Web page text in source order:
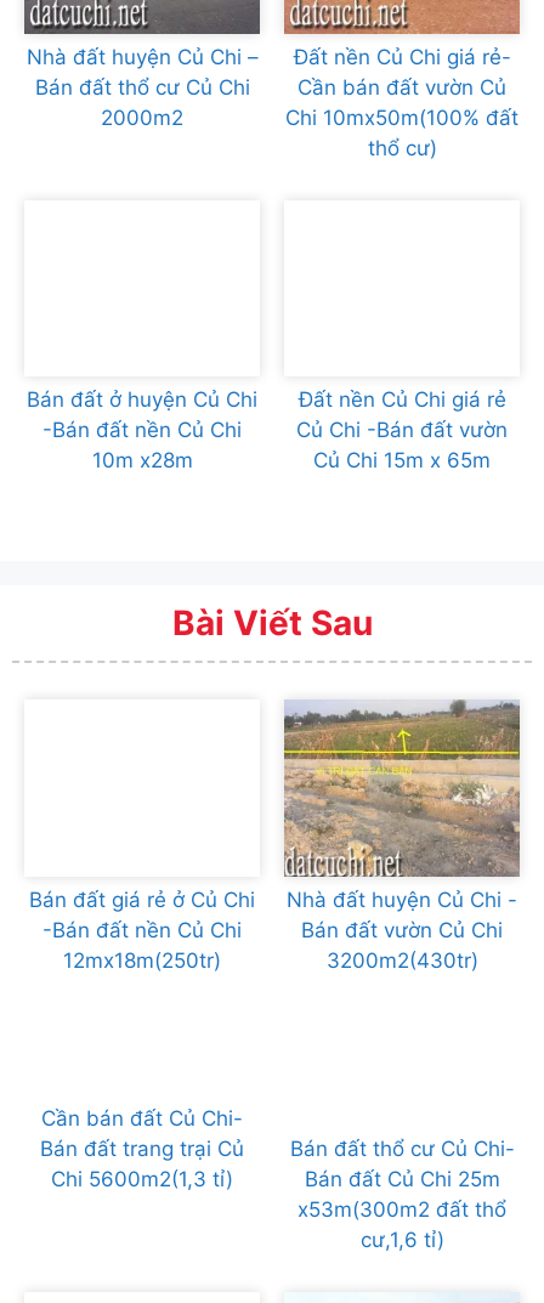
Nhà đất huyện Củ Chi –
Bán đất thổ cư Củ Chi
2000m2
Đất nền Củ Chi giá rẻ-
Cần bán đất vườn Củ
Chi 10mx50m(100% đất
thổ cư)
Bán đất ở huyện Củ Chi
-Bán đất nền Củ Chi
10m x28m
Đất nền Củ Chi giá rẻ
Củ Chi -Bán đất vườn
Củ Chi 15m x 65m
Bài Viết Sau
Bán đất giá rẻ ở Củ Chi
-Bán đất nền Củ Chi
12mx18m(250tr)
Nhà đất huyện Củ Chi -
Bán đất vườn Củ Chi
3200m2(430tr)
Cần bán đất Củ Chi-
Bán đất trang trại Củ
Chi 5600m2(1,3 tỉ)
Bán đất thổ cư Củ Chi-
Bán đất Củ Chi 25m
x53m(300m2 đất thổ
cư,1,6 tỉ)